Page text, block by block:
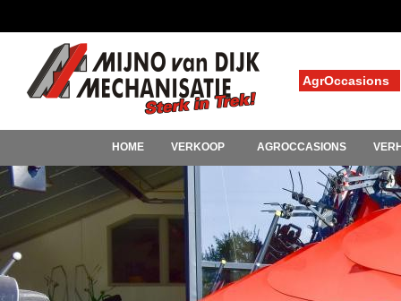
AgrOccasions
HOME VERKOOP AGROCCASIONS